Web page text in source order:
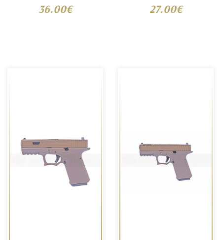
36.00€ 27.00€